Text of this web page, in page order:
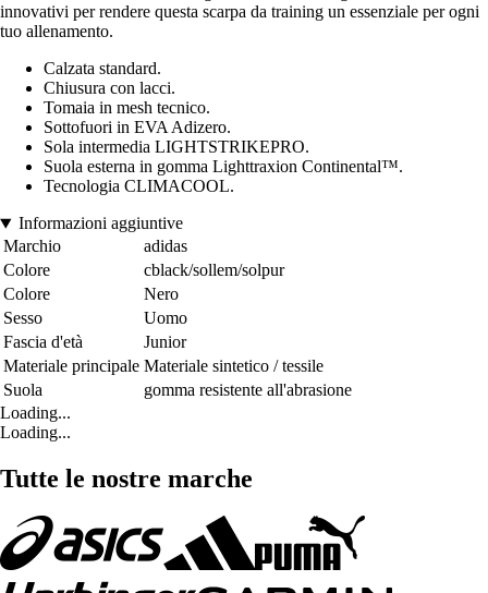
innovativi per rendere questa scarpa da training un essenziale per ogni
tuo allenamento.
Calzata standard.
Chiusura con lacci.
Tomaia in mesh tecnico.
Sottofuori in EVA Adizero.
Sola intermedia LIGHTSTRIKEPRO.
Suola esterna in gomma Lighttraxion Continental™.
Tecnologia CLIMACOOL.
Informazioni aggiuntive
Marchio
adidas
Colore
cblack/sollem/solpur
Colore
Nero
Sesso
Uomo
Fascia d'età
Junior
Materiale principale Materiale sintetico / tessile
Suola
gomma resistente all'abrasione
Loading...
Loading...
Tutte le nostre marche